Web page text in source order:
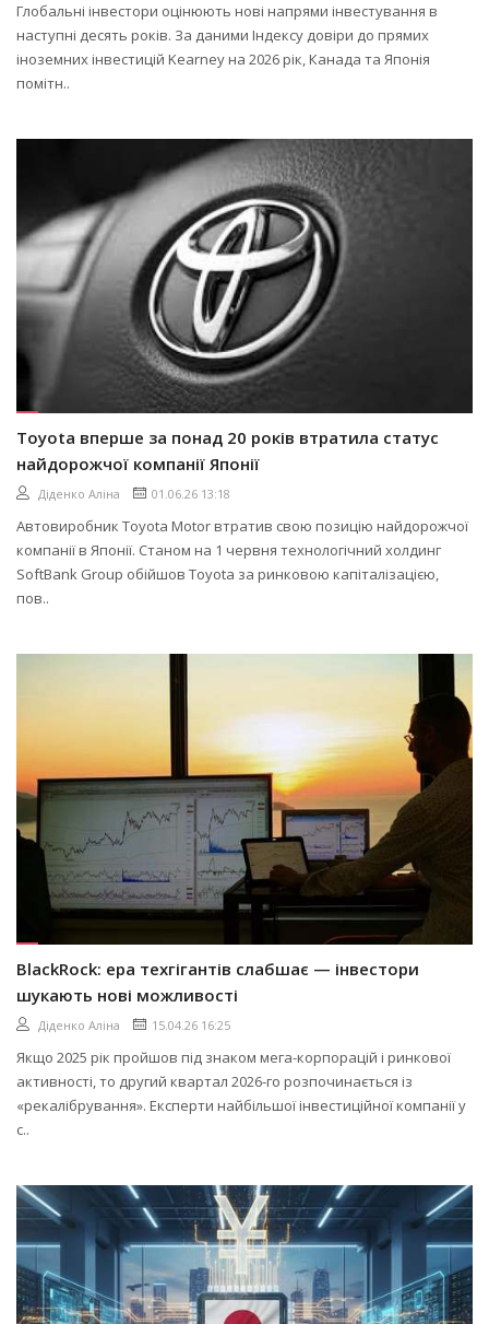
Глобальні інвестори оцінюють нові напрями інвестування в
наступні десять років. За даними Індексу довіри до прямих
іноземних інвестицій Kearney на 2026 рік, Канада та Японія
помітн..
Toyota вперше за понад 20 років втратила статус
найдорожчої компанії Японії
Діденко Аліна 01.06.26 13:18
Автовиробник Toyota Motor втратив свою позицію найдорожчої
компанії в Японії. Станом на 1 червня технологічний холдинг
SoftBank Group обійшов Toyota за ринковою капіталізацією,
пов..
BlackRock: ера техгігантів слабшає — інвестори
шукають нові можливості
Діденко Аліна 15.04.26 16:25
Якщо 2025 рік пройшов під знаком мега-корпорацій і ринкової
активності, то другий квартал 2026-го розпочинається із
«рекалібрування». Експерти найбільшої інвестиційної компанії у
с..